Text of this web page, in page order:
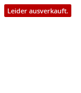
Leider ausverkauft.